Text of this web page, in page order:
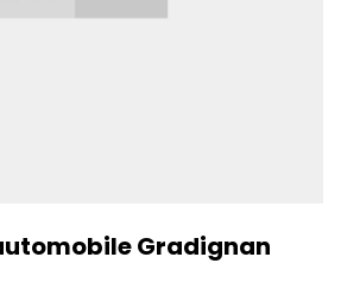
Gradignan